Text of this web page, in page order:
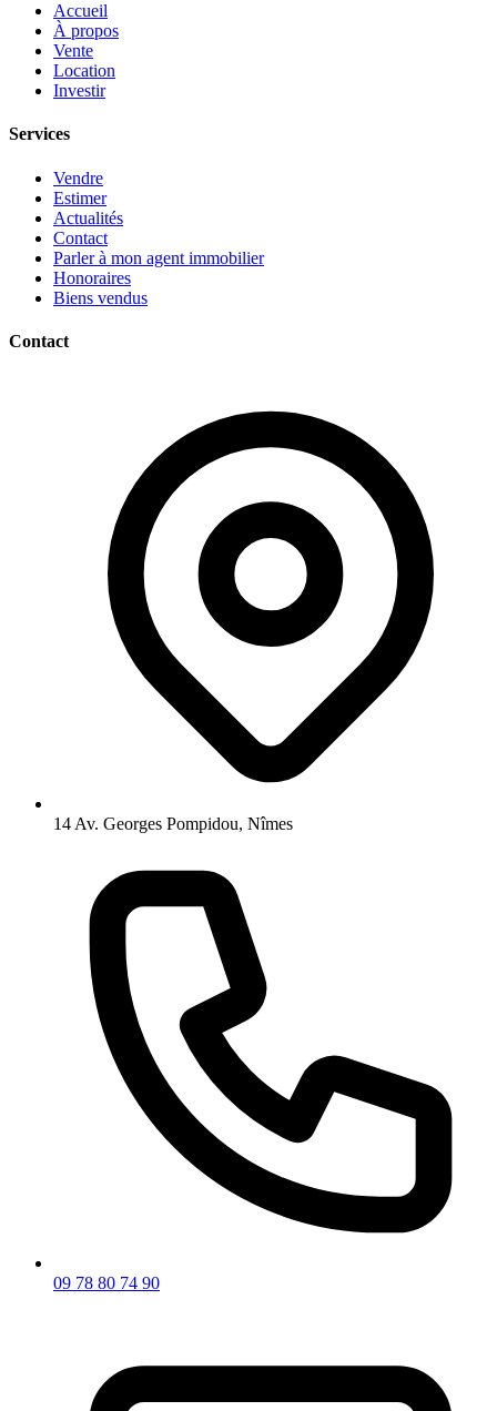
Accueil
À propos
Vente
Location
Investir
Services
Vendre
Estimer
Actualités
Contact
Parler à mon agent immobilier
Honoraires
Biens vendus
Contact
14 Av. Georges Pompidou, Nîmes
09 78 80 74 90